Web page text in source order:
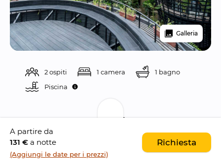
Galleria
2 ospiti 1 camera
1 bagno
Piscina
Descrizione
Canggu Cabana
è un moderno resort con un
A partire da
131 € a notte
(Aggiungi le date per i prezzi)
Richiesta